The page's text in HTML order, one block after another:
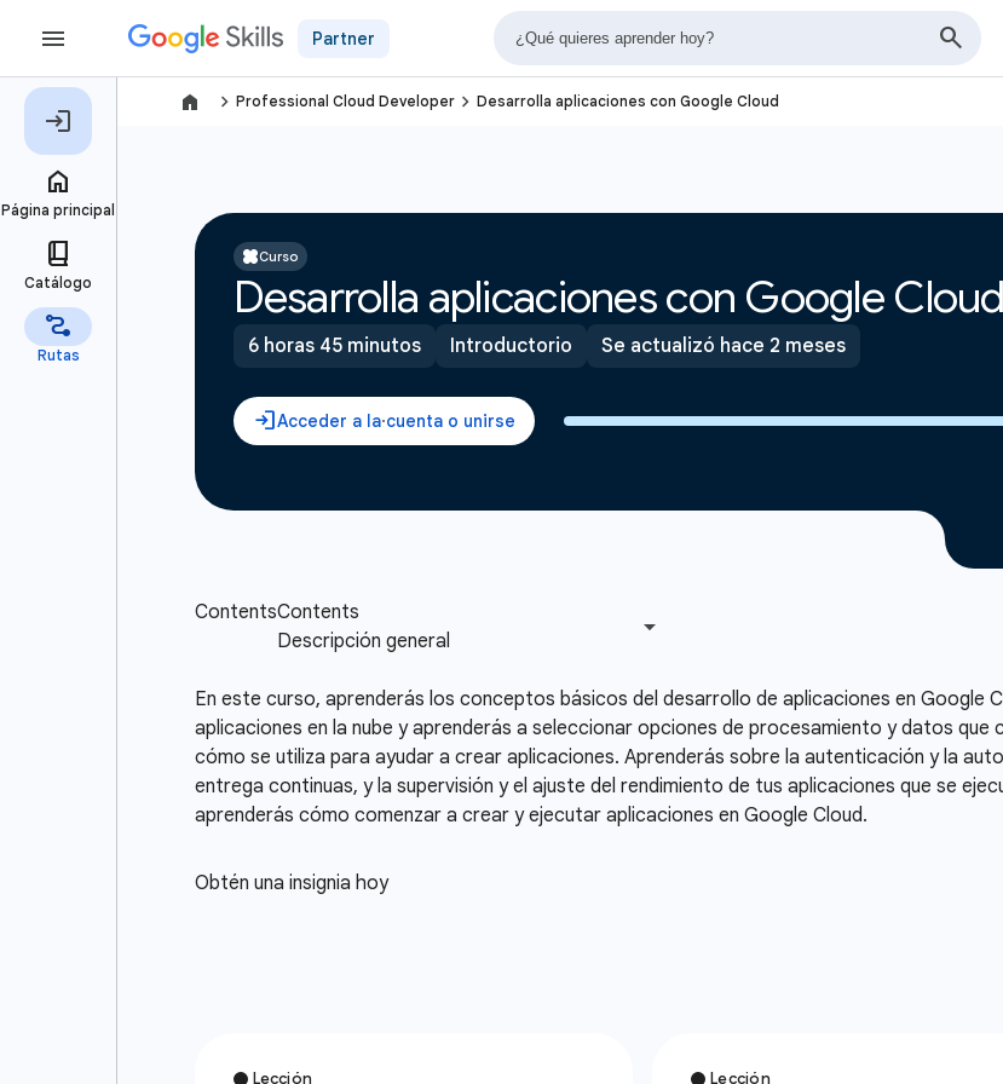
Partner
navigate_next Professional Cloud Developer navigate_next Desarrolla aplicaciones con Google Cloud
Curso
Desarrolla aplicaciones con Google Cloud
6 horas 45 minutos Introductorio Se actualizó hace 2 meses
En este curso, aprenderás los conceptos básicos del desarrollo de aplicaciones en Google
aplicaciones en la nube y aprenderás a seleccionar opciones de procesamiento y datos
cómo se utiliza para ayudar a crear aplicaciones. Aprenderás sobre la autenticación y la
entrega continuas, y la supervisión y el ajuste del rendimiento de tus aplicaciones que se
aprenderás cómo comenzar a crear y ejecutar aplicaciones en Google Cloud.
Obtén una insignia hoy